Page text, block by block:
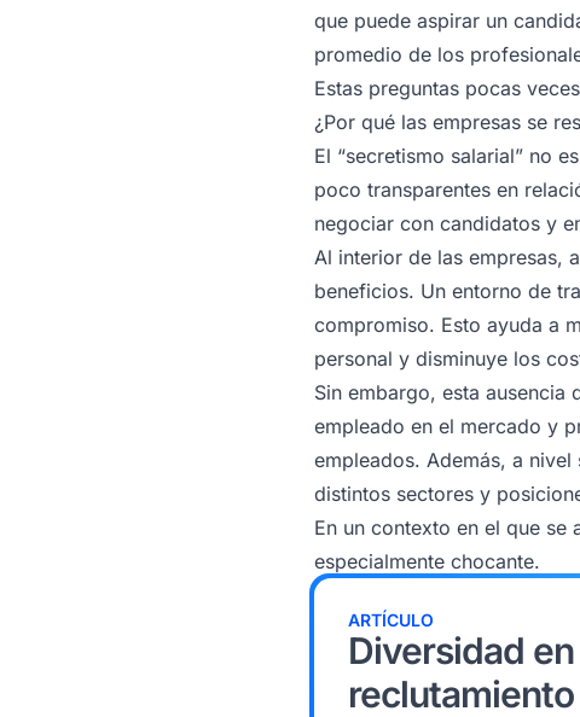
que puede aspirar un
promedio de los
Estas preguntas pocas
¿Por qué las empresas se
El “secretismo salarial” no
poco transparentes en
negociar con candidatos y
Al interior de las empresas,
beneficios. Un entorno de
compromiso. Esto ayuda a
personal y disminuye los
Sin embargo, esta ausencia
empleado en el mercado y
empleados. Además, a
distintos sectores y
En un contexto en el que se
especialmente chocante.
ARTÍCULO
Diversidad
reclutamiento